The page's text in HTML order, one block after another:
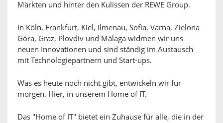
Märkten und hinter den Kulissen der REWE Group.
In Köln, Frankfurt, Kiel, Ilmenau, Sofia, Varna, Zielona
Góra, Graz, Plovdiv und Málaga widmen wir uns
neuen Innovationen und sind ständig im Austausch
mit Technologiepartnern und Start-ups.
Was es heute noch nicht gibt, entwickeln wir für
morgen. Hier, in unserem Home of IT.
Das "Home of IT" bietet ein Zuhause für alle, die in der